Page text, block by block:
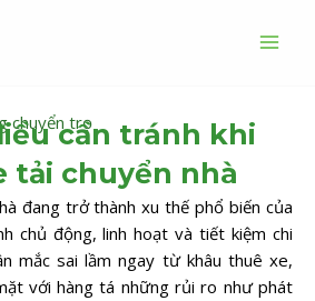
chuyển trọcần tránh khi
tải chuyển nhà
đang trở thành xu thế phổ biến của
chủ động, linh hoạt và tiết kiệm chi
mắc sai lầm ngay từ khâu thuê xe,
với hàng tá những rủi ro như phát